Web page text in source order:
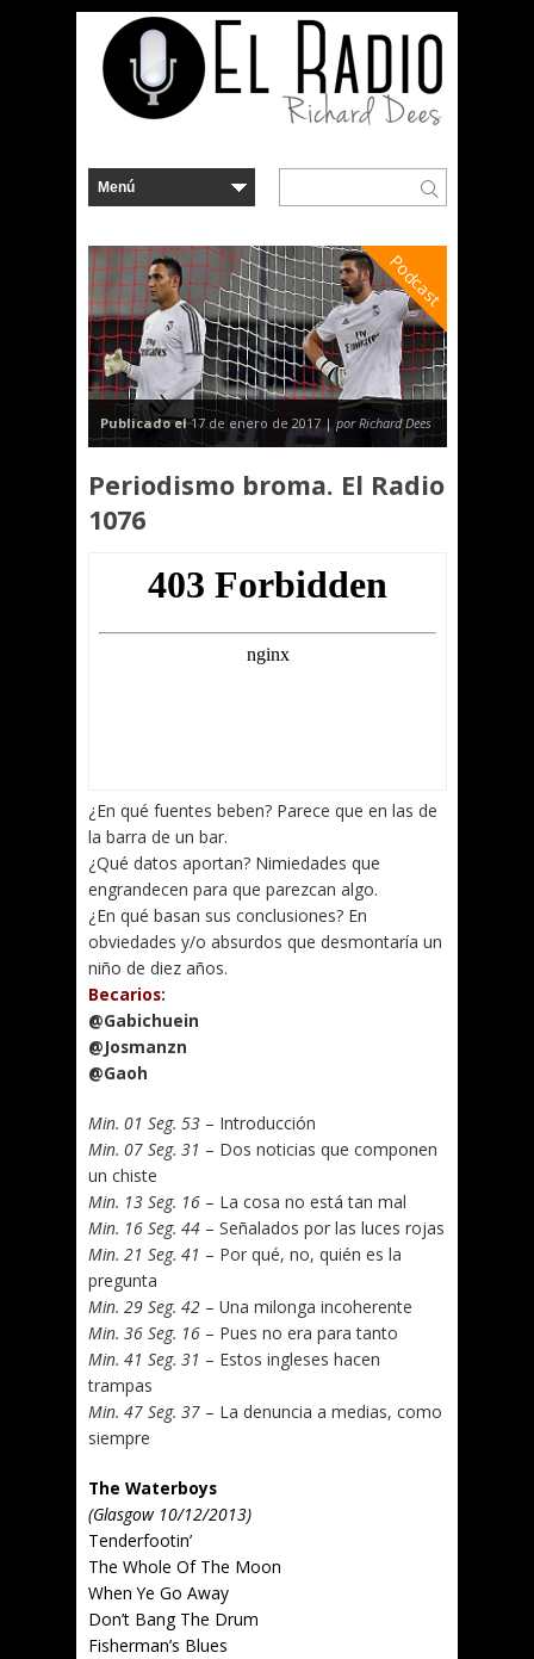
Podcast
Publicado el17 de enero de 2017 | por Richard Dees
Periodismo broma. El Radio
1076
¿En qué fuentes beben? Parece que en las de
la barra de un bar.
¿Qué datos aportan? Nimiedades que
engrandecen para que parezcan algo.
¿En qué basan sus conclusiones? En
obviedades y/o absurdos que desmontaría un
niño de diez años.
Becarios:
@Gabichuein
@Josmanzn
@Gaoh
Min. 01 Seg. 53 – Introducción
Min. 07 Seg. 31 – Dos noticias que componen
un chiste
Min. 13 Seg. 16 – La cosa no está tan mal
Min. 16 Seg. 44 – Señalados por las luces rojas
Min. 21 Seg. 41 – Por qué, no, quién es la
pregunta
Min. 29 Seg. 42 – Una milonga incoherente
Min. 36 Seg. 16 – Pues no era para tanto
Min. 41 Seg. 31 – Estos ingleses hacen
trampas
Min. 47 Seg. 37 – La denuncia a medias, como
siempre
The Waterboys
(Glasgow 10/12/2013)
Tenderfootin’
The Whole Of The Moon
When Ye Go Away
Don’t Bang The Drum
Fisherman’s Blues